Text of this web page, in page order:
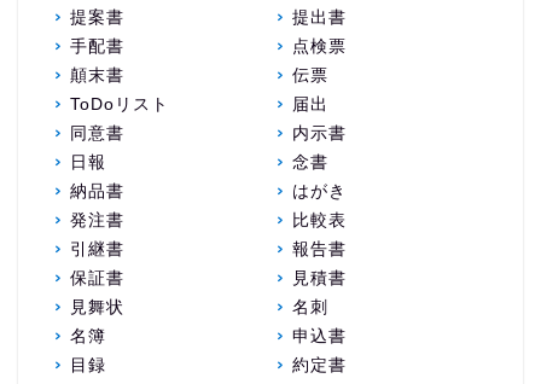
提案書
提出書
手配書
点検票
顛末書
伝票
ToDoリスト
届出
同意書
内示書
日報
念書
納品書
はがき
発注書
比較表
引継書
報告書
保証書
見積書
見舞状
名刺
名簿
申込書
目録
約定書